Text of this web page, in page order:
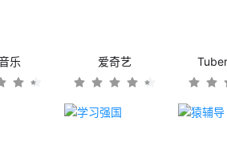
乐 爱奇艺